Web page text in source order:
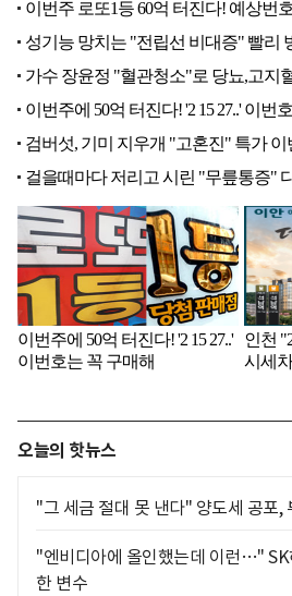
오늘의 핫뉴스
"그 세금 절대 못 낸다" 양도세 공포,
"엔비디아에 올인했는데 이런…" SK
한 변수